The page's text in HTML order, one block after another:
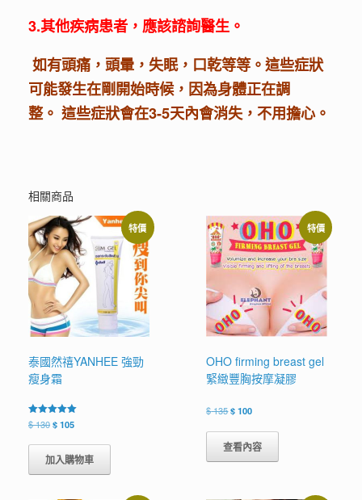
3.其他疾病患者，應該諮詢醫生。
如有頭痛，頭暈，失眠，口乾等等。這些症狀
可能發生在剛開始時候，因為身體正在調
整。 這些症狀會在3-5天內會消失，不用擔心。
相關商品
特價
泰國然禧YANHEE 強勁
瘦身霜
評分
5.00
$130原
價
格：
$ 130。
$105目
價
格：
$ 105。
加入購物車
特價
OHO firming breast gel
緊緻豐胸按摩凝膠
$135原
價
格：
$ 135。
$100目
價
格：
$ 100。
查看內容